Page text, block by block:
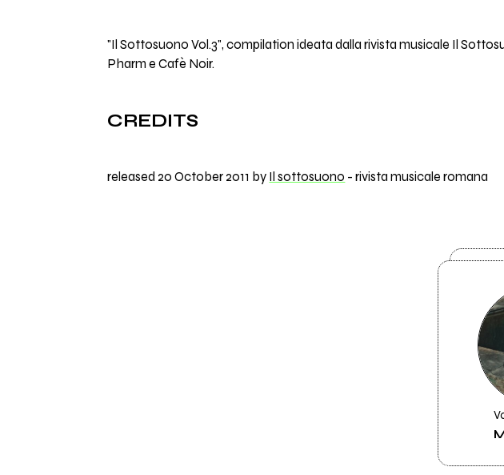
"Il Sottosuono Vol.3", compilation ideata dalla rivista musicale Il
Pharm e Cafè Noir.
CREDITS
released 20 October 2011 by Il sottosuono - rivista musicale romana